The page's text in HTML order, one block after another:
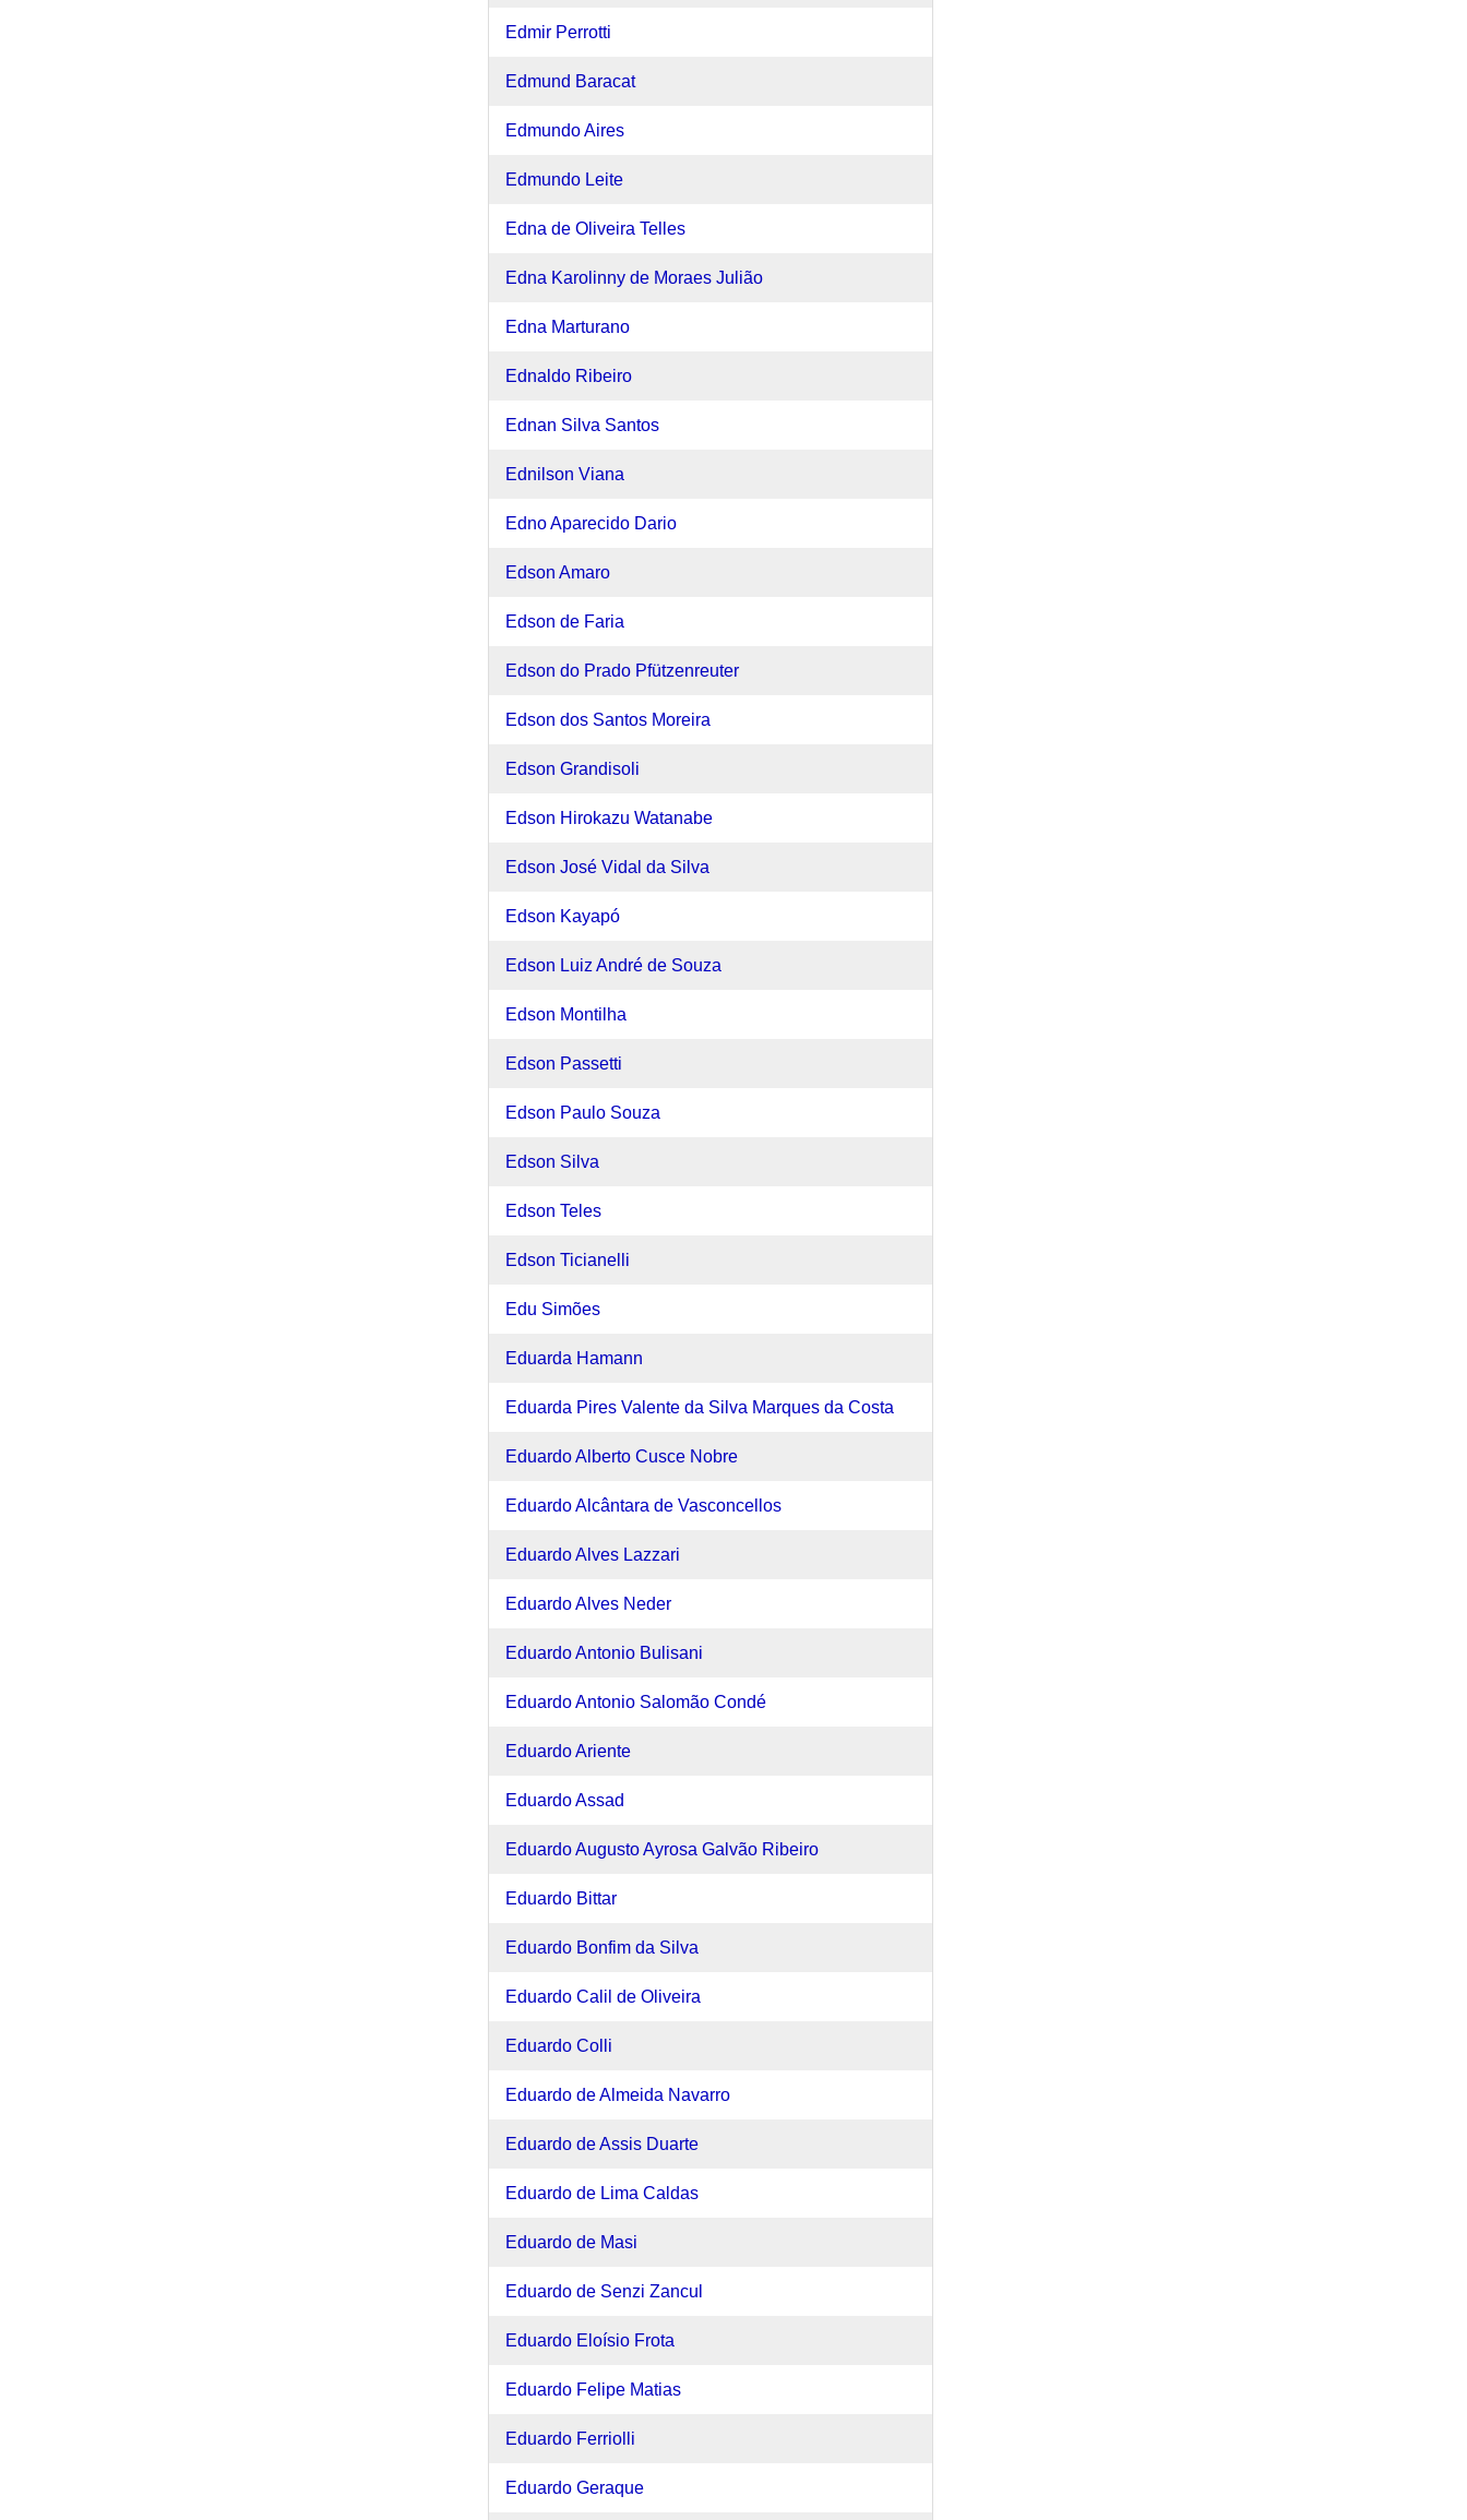
Edmir Perrotti
Edmund Baracat
Edmundo Aires
Edmundo Leite
Edna de Oliveira Telles
Edna Karolinny de Moraes Julião
Edna Marturano
Ednaldo Ribeiro
Ednan Silva Santos
Ednilson Viana
Edno Aparecido Dario
Edson Amaro
Edson de Faria
Edson do Prado Pfützenreuter
Edson dos Santos Moreira
Edson Grandisoli
Edson Hirokazu Watanabe
Edson José Vidal da Silva
Edson Kayapó
Edson Luiz André de Souza
Edson Montilha
Edson Passetti
Edson Paulo Souza
Edson Silva
Edson Teles
Edson Ticianelli
Edu Simões
Eduarda Hamann
Eduarda Pires Valente da Silva Marques da Costa
Eduardo Alberto Cusce Nobre
Eduardo Alcântara de Vasconcellos
Eduardo Alves Lazzari
Eduardo Alves Neder
Eduardo Antonio Bulisani
Eduardo Antonio Salomão Condé
Eduardo Ariente
Eduardo Assad
Eduardo Augusto Ayrosa Galvão Ribeiro
Eduardo Bittar
Eduardo Bonfim da Silva
Eduardo Calil de Oliveira
Eduardo Colli
Eduardo de Almeida Navarro
Eduardo de Assis Duarte
Eduardo de Lima Caldas
Eduardo de Masi
Eduardo de Senzi Zancul
Eduardo Eloísio Frota
Eduardo Felipe Matias
Eduardo Ferriolli
Eduardo Geraque